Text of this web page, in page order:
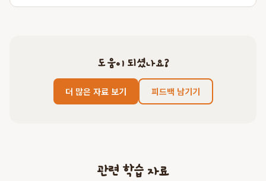
도움이 되셨나요?
더 많은 자료 보기 피드백 남기기
관련 학습 자료